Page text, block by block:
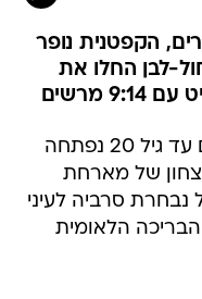
הקפטנית נופר
לבן החלו את
אליפות העולם בכדורמים לנשים עד גיל 20 נפתחה
של מארחת
נבחרת ישראל, 9:14 על נבחרת סרביה לעיני
הלאומית